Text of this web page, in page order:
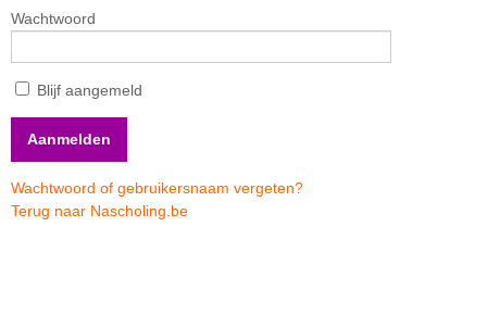
Wachtwoord
Blijf aangemeld
Wachtwoord of gebruikersnaam vergeten?
Terug naar Nascholing.be